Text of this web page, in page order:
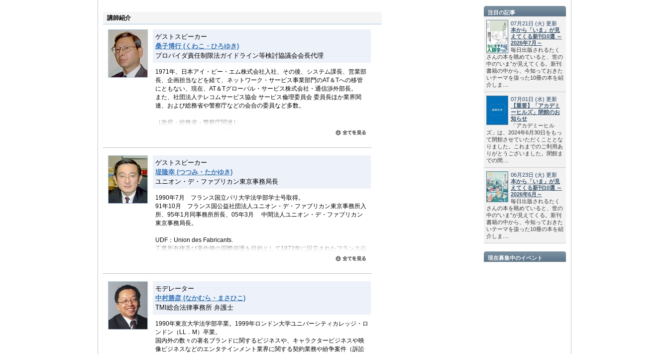
講師紹介
ゲストスピーカー
桑子博行 (くわこ・ひろゆき)
プロバイダ責任制限法ガイドライン等検討協議会会長代理
1971年、日本アイ・ビー・エム株式会社入社、その後、システム課長、営業部
長、企画担当などを経て、ネットワーク・サービス事業部門のAT＆Tへの移管
にともない、現在、AT＆Tグローバル・サービス株式会社・通信渉外部長。
また、社団法人テレコムサービス協会 サービス倫理委員会 委員長ほか業界関
連、および総務省や警察庁などの会合の委員など多数。
［政府・総務省・警察庁関連］
［現］・総務省 「電気通信事業分野におけるプライバシー情報に関する懇談
［現］・総務省 「電気通信消費者支援連絡会」 委員
会」 委員
［現］・警察庁・総務省 「ホットラインの運用ガイドライン検討サブグルー
プ」 委員
委員会」 委員
［元］・総務省 「迷惑メールへの対応の在り方に関する研究会」 委員
［元］・総務省 「IPインフラ研究会 セキュリティWG」 委員
［現］・警察庁 「総合セキュリティ対策会議」 委員
［業界関連］
［現］・社団法人テレコムサービス協会 サービス倫理委員会 委員長
［現］・同 関東地区協議会 事務局長
［現］・プロバイダ責任制限法ガイドライン等検討協議会 会長代理
［現］・同 著作権関係ワーキンググループ主査
［現］・同 商標権関係ワーキンググループ主査
［現］・電気通信サービス向上推進協議会 会長代理
［現］・同 広告表示自主基準ワーキンググループ主査
［現］・電気通信認定個人情報保護団体 業務企画委員会 委員長
ゲストスピーカー
堤隆幸 (つつみ・たかゆき)
ユニオン・デ・ファブリカン東京事務局長
1990年7月 フランス国立パリ大学法学部学士号取得。
91年10月 フランス国公益社団法人ユニオン・デ・ファブリカン東京事務所入
所、95年1月同事務所所長、05年3月 中間法人ユニオン・デ・ファブリカン
東京事務局長。
UDF：Union des Fabricants.
工業所有権及び著作権の国際保護を目的として1872年に設立されたフランス公
於いての法人格を取得し「有限責任中間法人ユニオン・デ・ファブリカン東
ている。
偽造品の流通情報の収集、取締当局への対応・働きかけ、弁護士と連携した形
での偽造品排除活動等々、偽造品の流通に現実的に対応した対策活動を行って
モデレーター
中村勝彦 (なかむら・まさひこ)
TMI総合法律事務所 弁護士
1990年東京大学法学部卒業。1999年ロンドン大学ユニバーシティカレッジ・ロ
ンドン（LL．M）卒業。
国内外の数々の著名ブランドに関するビジネスや、キャラクタービジネスや映
像ビジネスなどのエンタテインメント業界に関する契約業務や紛争案件（訴訟
注目の記事
07月21日 (火) 更新
本から「いま」が見
えてくる新刊10選 ～
2026年7月～
毎日出版されるたく
さんの本を眺めていると、世の
中の“いま”が見えてくる。新刊
書籍の中から、今知っておきた
いテーマを扱った10冊の本を紹
介しま....
07月01日 (水) 更新
【重要】「アカデミ
ーヒルズ」閉館のお
知らせ
「アカデミーヒル
ズ」は、2024年6月30日をもっ
て閉館させていただくこととな
りました。これまでのご利用あ
りがとうございました。閉館ま
での間....
06月23日 (火) 更新
本から「いま」が見
えてくる新刊10選 ～
2026年6月～
毎日出版されるたく
さんの本を眺めていると、世の
中の“いま”が見えてくる。新刊
書籍の中から、今知っておきた
いテーマを扱った10冊の本を紹
介しま....
現在募集中のイベント